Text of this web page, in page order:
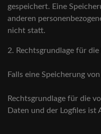
gespeichert. Eine
anderen
nicht statt.
2. Rechtsgrundlage für
Falls eine Speicherung
Rechtsgrundlage für die
Daten und der Logfiles ist